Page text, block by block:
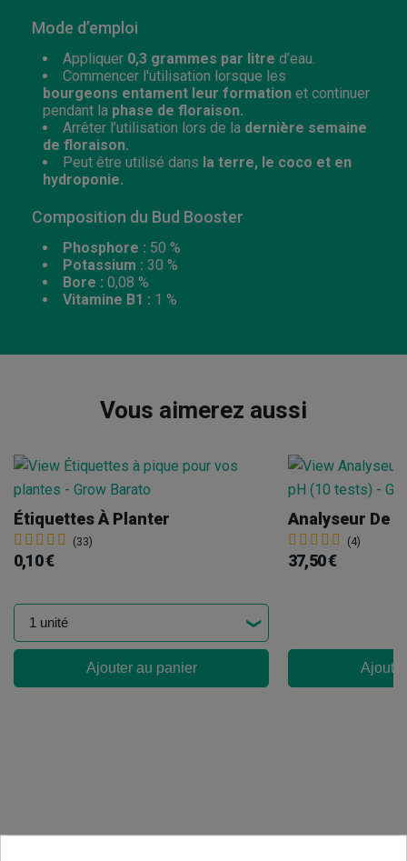
Mode d’emploi
Appliquer 0,3 grammes par litre d’eau.
Commencer l'utilisation lorsque les
bourgeons entament leur formation et continuer
pendant la phase de floraison.
Arrêter l’utilisation lors de la dernière semaine
de floraison.
Peut être utilisé dans la terre, le coco et en
hydroponie.
Composition du Bud Booster
Phosphore : 50 %
Potassium : 30 %
Bore : 0,08 %
Vitamine B1 : 1 %
Vous aimerez aussi
Étiquettes À Planter
(33)
0,10 €
Ajouter au panier
(4)
37,50 €